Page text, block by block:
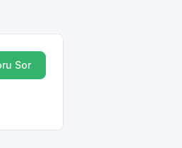
Sor